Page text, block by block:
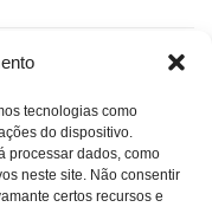
tecnologias como
do dispositivo.
processar dados, como
neste site. Não consentir
certos recursos e